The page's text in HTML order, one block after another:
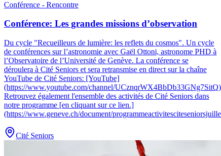
Conférence - Rencontre
Conférence: Les grandes missions d’observation
Du cycle "Recueilleurs de lumière: les reflets du cosmos". Un cycle
de conférences sur l’astronomie avec Gaël Ottoni, astronome PHD à
l’Observatoire de l’Université de Genève. La conférence se
déroulera à Cité Seniors et sera retransmise en direct sur la chaîne
YouTube de Cité Seniors: [YouTube]
(https://www.youtube.com/channel/UCznqrWX4BbDb33GNg7SitQ)
Retrouvez également l'ensemble des activités de Cité Seniors dans
notre programme [en cliquant sur ce lien.]
(https://www.geneve.ch/document/
Cité Seniors